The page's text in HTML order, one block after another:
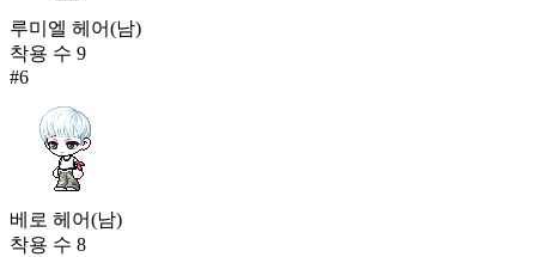
루미엘 헤어(남)
착용 수 9
#6
베로 헤어(남)
착용 수 8